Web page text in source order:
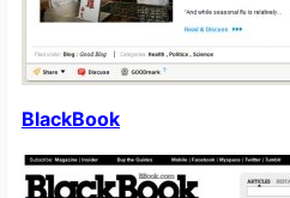
BlackBook